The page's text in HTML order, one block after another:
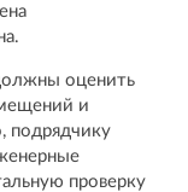
оценить
и
подрядчику
проверку